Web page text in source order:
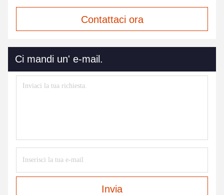
Contattaci ora
Ci mandi un' e-mail.
Invia